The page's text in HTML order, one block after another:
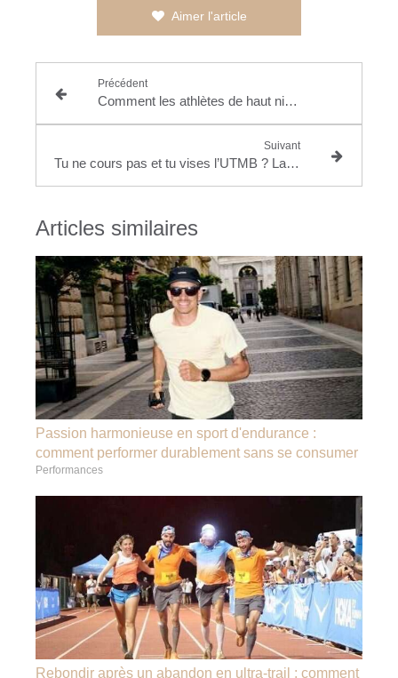
Aimer l'article
Précédent
Comment les athlètes de haut niveau construisent une carrière durable : lucidité, identité et choix conscients
Suivant
Tu ne cours pas et tu vises l’UTMB ? La réalité de la préparation pour réussir un ultra-trail
Articles similaires
Passion harmonieuse en sport d'endurance :
comment performer durablement sans se consumer
Performances
Rebondir après un abandon en ultra-trail : comment